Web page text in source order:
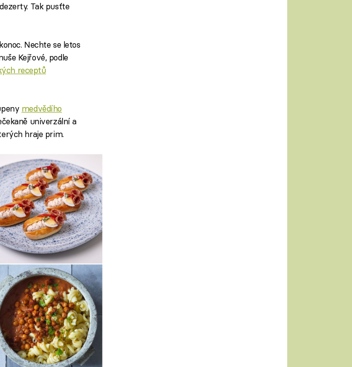
Tak pusťte
Nechte se letos
Kejřové, podle
receptů
medvědího
univerzální a
hraje prim.